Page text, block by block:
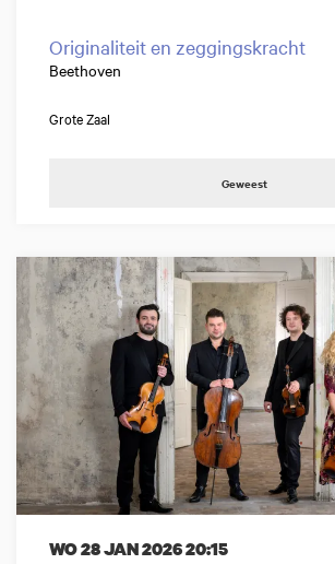
Originaliteit en zeggingskracht
Beethoven
Grote Zaal
Geweest
WO 28 JAN 202620:15